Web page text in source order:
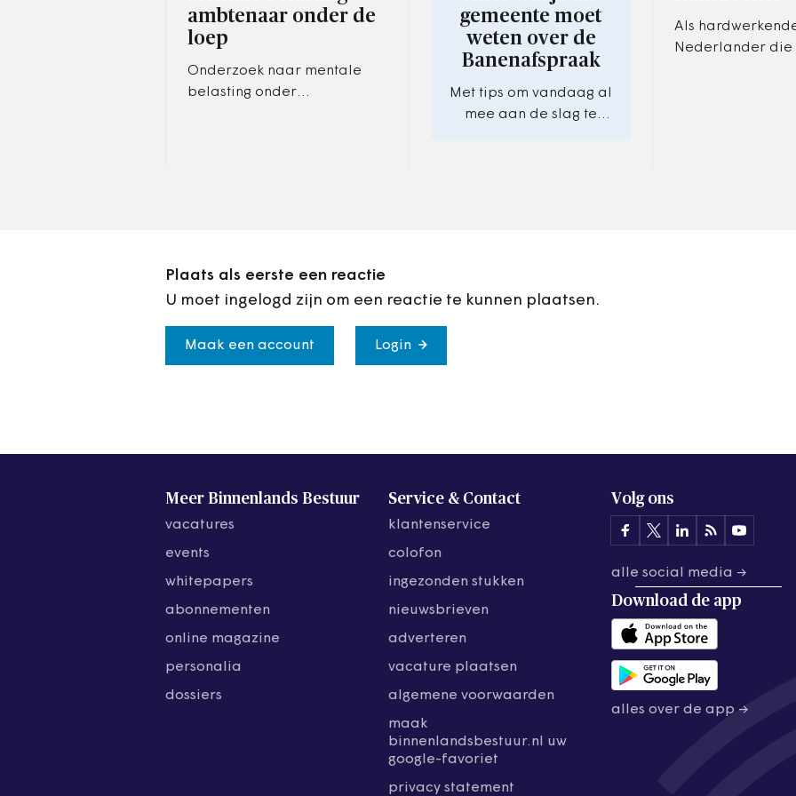
ambtenaar onder de
loep
Onderzoek naar mentale
belasting onder
gemeente moet
weten over de
Banenafspraak
Met tips om vandaag al
mee aan de slag te
Als
Nederlander die
Plaats als eerste een reactie
U moet ingelogd zijn om een reactie te kunnen plaatsen.
Maak een account Login
Meer Binnenlands Bestuur
vacatures
events
whitepapers
abonnementen
online magazine
personalia
dossiers
Service & Contact
klantenservice
colofon
ingezonden stukken
nieuwsbrieven
adverteren
vacature plaatsen
algemene voorwaarden
maak
binnenlandsbestuur.nl uw
google-favoriet
privacy statement
Volg ons
alle social media →
Download de app
alles over de app →